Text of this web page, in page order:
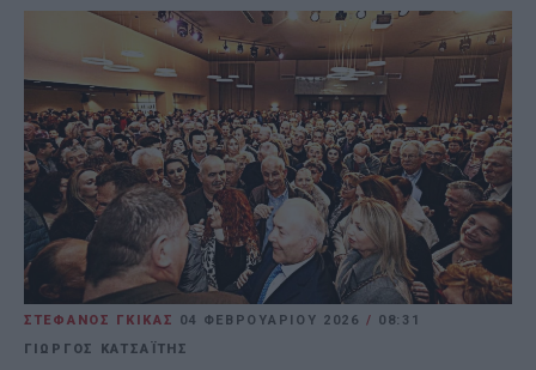
ΣΤΕΦΑΝΟΣ ΓΚΙΚΑΣ 04 ΦΕΒΡΟΥΑΡΊΟΥ 2026 / 08:31
ΓΙΩΡΓΟΣ ΚΑΤΣΑΪΤΗΣ